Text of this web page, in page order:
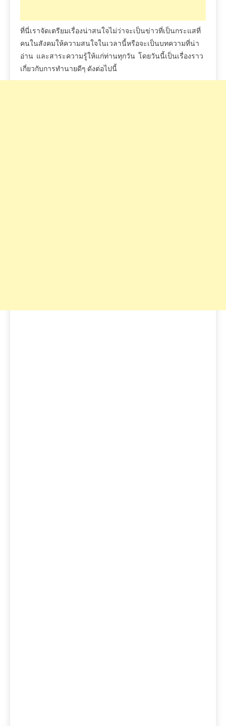
ที่นี่เราจัดเตรียมเรื่องน่าสนใจไม่ว่าจะเป็นข่าวที่เป็นกระแสที่
คนในสังคมให้ความสนใจในเวลานี้หรือจะเป็นบทความที่น่า
อ่าน และสาระความรู้ให้แก่ท่านทุกวัน โดยวันนี้เป็นเรื่องราว
เกี่ยวกับการทำนายดีๆ ดังต่อไปนี้